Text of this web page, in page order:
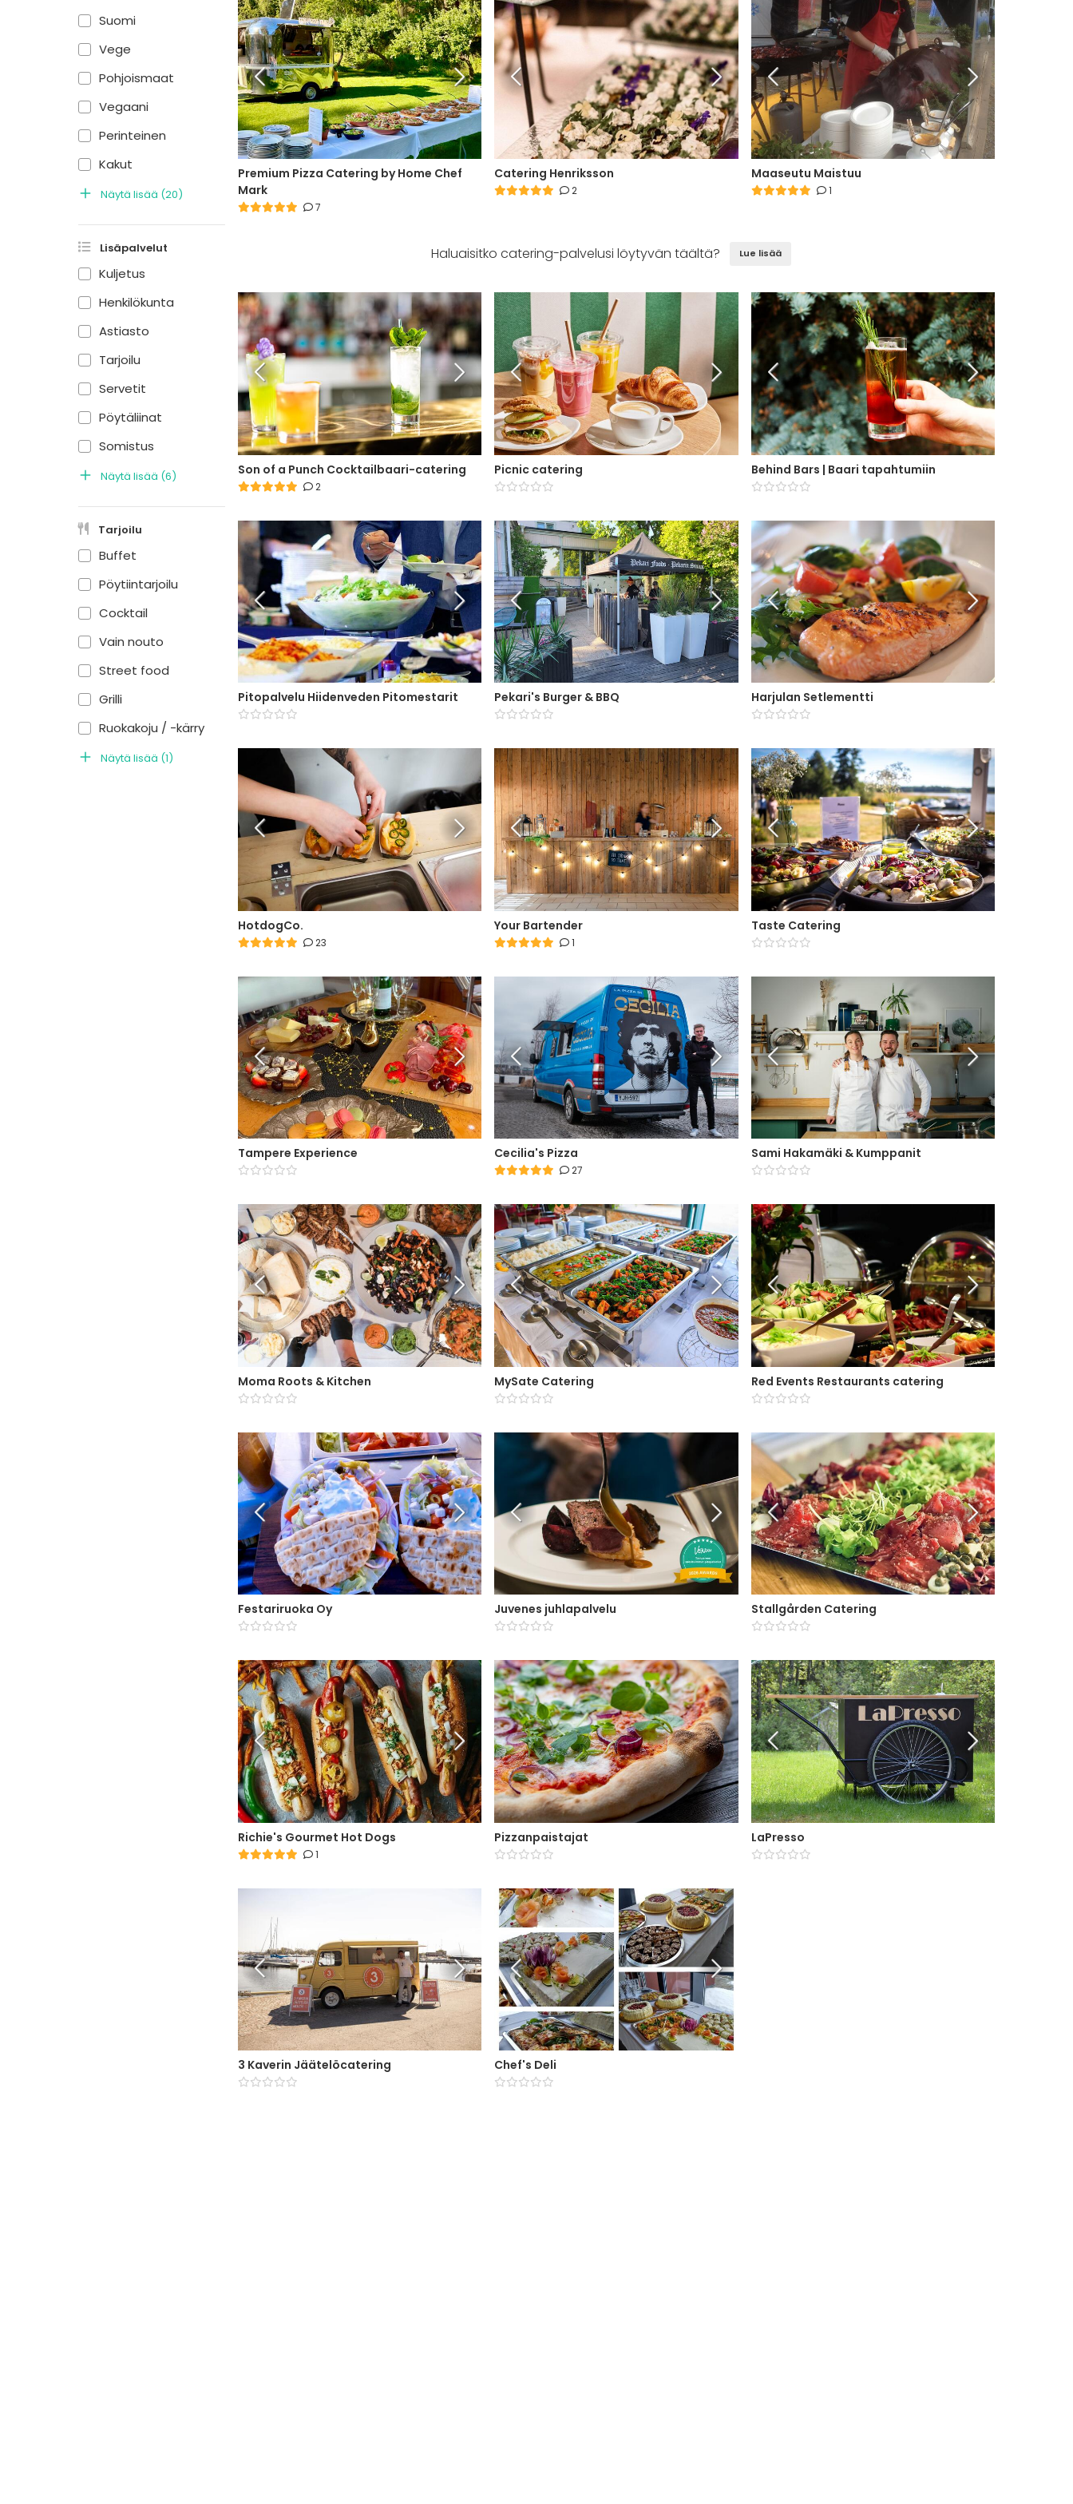
Suomi
Vege
Pohjoismaat
Vegaani
Perinteinen
Kakut
Näytä lisää (20)
Lisäpalvelut
Kuljetus
Henkilökunta
Astiasto
Tarjoilu
Servetit
Pöytäliinat
Somistus
Näytä lisää (6)
Tarjoilu
Buffet
Pöytiintarjoilu
Cocktail
Vain nouto
Street food
Grilli
Ruokakoju / -kärry
Näytä lisää (1)
Premium Pizza Catering by Home Chef
Mark
7
Catering Henriksson
2
Maaseutu Maistuu
1
Haluaisitko catering-palvelusi löytyvän täältä? Lue lisää
Son of a Punch Cocktailbaari-catering
2
Picnic catering Behind Bars | Baari tapahtumiin
Pitopalvelu Hiidenveden Pitomestarit Pekari's Burger & BBQ Harjulan Setlementti
HotdogCo.
23
Your Bartender
1
Taste Catering
Tampere Experience Cecilia's Pizza
27
Sami Hakamäki & Kumppanit
Moma Roots & Kitchen MySate Catering Red Events Restaurants catering
Festariruoka Oy Juvenes juhlapalvelu Stallgården Catering
Richie's Gourmet Hot Dogs
1
Pizzanpaistajat LaPresso
3 Kaverin Jäätelöcatering Chef's Deli